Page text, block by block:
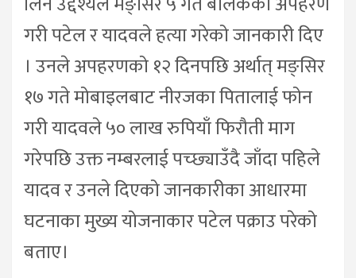
गरी पटेल र यादवले हत्या गरेको जानकारी दिए
। उनले अपहरणको १२ दिनपछि अर्थात् मङ्सिर
१७ गते मोबाइलबाट नीरजका पितालाई फोन
गरी यादवले ५० लाख रुपियाँ फिरौती माग
गरेपछि उक्त नम्बरलाई पच्छ्याउँदै जाँदा पहिले
यादव र उनले दिएको जानकारीका आधारमा
घटनाका मुख्य योजनाकार पटेल पक्राउ परेको
बताए।